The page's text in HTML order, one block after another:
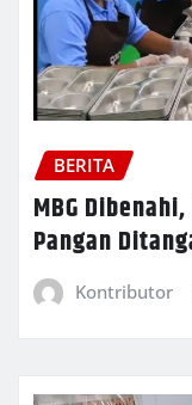
BERITA
MBG
Pangan
Kontributor